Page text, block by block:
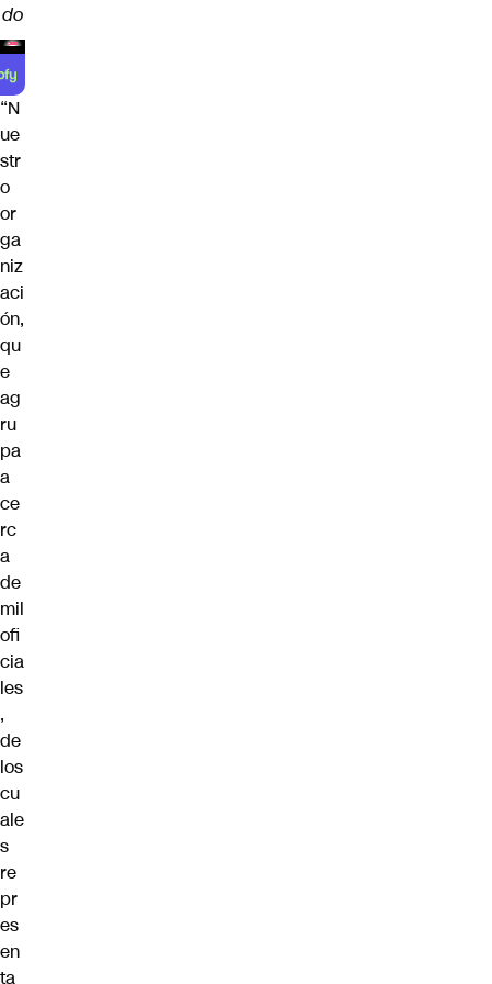
do
“N
ue
str
o
or
ga
niz
aci
ón,
qu
e
ag
ru
pa
a
ce
rc
a
de
mil
ofi
cia
les
,
de
los
cu
ale
s
re
pr
es
en
ta